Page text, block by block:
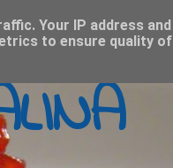
Your IP address and
to ensure quality of